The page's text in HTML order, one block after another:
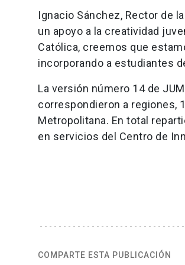
Ignacio Sánchez, Rector de
un apoyo a la creatividad
Católica, creemos que
incorporando a estudiantes
La versión número 14 de
correspondieron a regiones,
Metropolitana. En total
en servicios del Centro de
COMPARTE ESTA PUBLICACIÓN